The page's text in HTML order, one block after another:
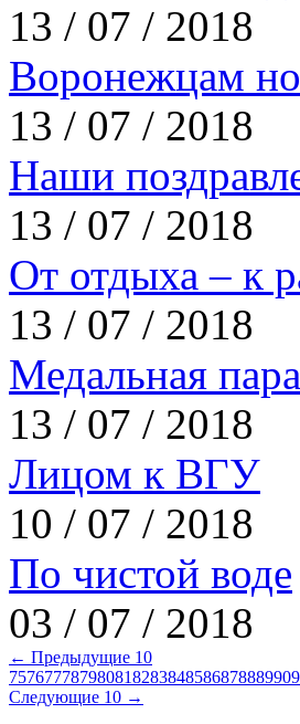
13 / 07 / 2018
Воронежцам
13 / 07 / 2018
Наши
13 / 07 / 2018
От отдыха – к
13 / 07 / 2018
Медальная пара
13 / 07 / 2018
Лицом к ВГУ
10 / 07 / 2018
По чистой воде
03 / 07 / 2018
← Предыдущие 10
75767778798081828384858687888990
Следующие 10 →